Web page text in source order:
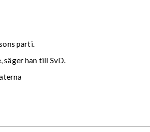
parti.
han till SvD.